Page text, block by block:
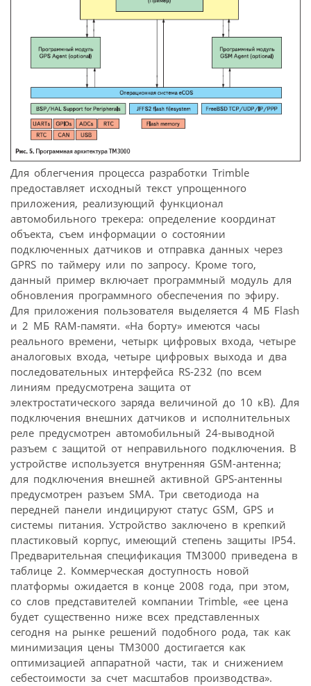
Для облегчения процесса разработки Trimble
предоставляет исходный текст упрощенного
приложения, реализующий функционал
автомобильного трекера: определение координат
объекта, съем информации о состоянии
подключенных датчиков и отправка данных через
GPRS по таймеру или по запросу. Кроме того,
данный пример включает программный модуль для
обновления программного обеспечения по эфиру.
Для приложения пользователя выделяется 4 МБ Flash
и 2 МБ RAM-памяти. «На борту» имеются часы
реального времени, четырк цифровых входа, четыре
аналоговых входа, четыре цифровых выхода и два
последовательных интерфейса RS-232 (по всем
линиям предусмотрена защита от
электростатического заряда величиной до 10 кВ). Для
подключения внешних датчиков и исполнительных
реле предусмотрен автомобильный 24-выводной
разъем с защитой от неправильного подключения. В
устройстве используется внутренняя GSM-антенна;
для подключения внешней активной GPS-антенны
предусмотрен разъем SMA. Три светодиода на
передней панели индицируют статус GSM, GPS и
системы питания. Устройство заключено в крепкий
пластиковый корпус, имеющий степень защиты IP54.
Предварительная спецификация TM3000 приведена в
таблице 2. Коммерческая доступность новой
платформы ожидается в конце 2008 года, при этом,
со слов представителей компании Trimble, «ее цена
будет существенно ниже всех представленных
сегодня на рынке решений подобного рода, так как
минимизация цены TM3000 достигается как
оптимизацией аппаратной части, так и снижением
себестоимости за счет масштабов производства».